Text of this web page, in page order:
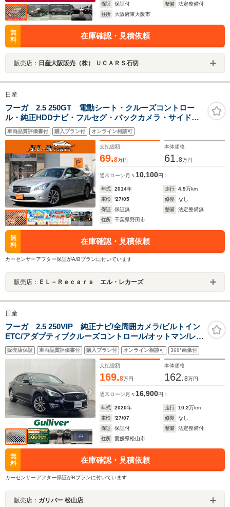
保証
保証付 整備
法定整備付
住所
大阪府東大阪市
無
料
在庫確認・見積依頼
販売店： 日産大阪販売（株） ＵＣＡＲＳ石切
日産
フーガ 2.5 250GT 電動シート・クルーズコントロー
ル・純正HDDナビ・フルセグ・バックカメラ・サイドカ
メラ・ドライブレコーダー・ETC・スマートキー・プッ
シュスタート・HIDヘッドライト・フォグ・本革巻きステ
アリング
車両品質評価書付 購入プラン付 オンライン相談可
支払総額
69.8万円
本体価格
61.8万円
通常ローン 月々 10,100円
年式 2014年 走行 4.9万km
車検
'27/05 修復
なし
保証
保証無 整備
法定整備無
住所
千葉県野田市
無
料
在庫確認・見積依頼
カーセンサーアフター保証がA/Bプランに付いています
販売店： ＥＬ－Ｒｅｃａｒｓ エル・レカーズ
日産
フーガ 2.5 250VIP 純正ナビ/全周囲カメラ/ビルトイン
ETC/アダプティブクルーズコントロール/オットマン/レザ
ーシート/シートヒーター/シートベンチレーション/LEDヘ
ッドライト/オートライト/純正フロアマット/禁煙車
販売店保証 車両品質評価書付 購入プラン付 オンライン相談可 360°画像付
支払総額
169.8万円
本体価格
162.8万円
通常ローン 月々 16,900円
年式 2020年 走行 10.2万km
車検
'27/07 修復
なし
保証
保証付 整備
法定整備付
住所
愛媛県松山市
無
料
在庫確認・見積依頼
カーセンサーアフター保証がBプランに付いています
販売店： ガリバー 松山店